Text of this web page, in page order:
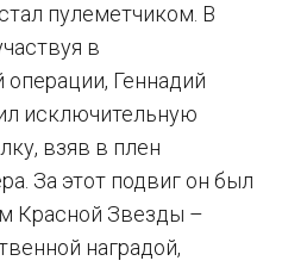
пулеметчиком. В
в
Геннадий
исключительную
взяв в плен
За этот подвиг он был
Красной Звезды –
наградой,